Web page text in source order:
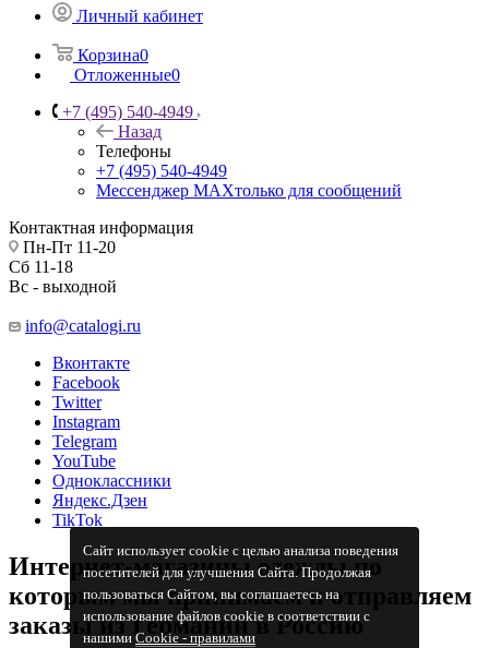
Сайт использует cookie с целью анализа поведения
посетителей для улучшения Сайта. Продолжая
пользоваться Сайтом, вы соглашаетесь на
использование файлов cookie в соответствии с
нашимиCookiе - правилами
Личный кабинет
Корзина0
Отложенные0
+7 (495) 540-4949
Назад
Телефоны
+7 (495) 540-4949
Мессенджер МАХтолько для сообщений
Контактная информация
Пн-Пт 11-20
Сб 11-18
Вс - выходной
info@catalogi.ru
Вконтакте
Facebook
Twitter
Instagram
Telegram
YouTube
Одноклассники
Яндекс.Дзен
TikTok
Интернет-магазины одежды по
которым мы принимаем и отправляем
заказы из Германии в Россию